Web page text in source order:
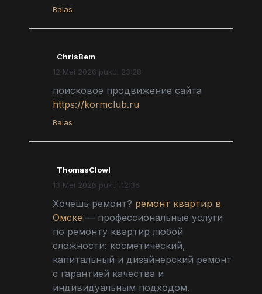
Balas
ChrisBem
12 Mei 2026 pukul 23:28
поисковое продвижение сайта
https://kormclub.ru
Balas
ThomasClowl
13 Mei 2026 pukul 12:36
Хочешь ремонт? ремонт квартир в
Омске — профессиональные услуги
по ремонту квартир любой
сложности: косметический,
капитальный и дизайнерский ремонт
с гарантией качества и
индивидуальным подходом.